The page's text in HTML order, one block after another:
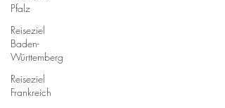
Pfalz
Reiseziel
Baden-
Württemberg
Reiseziel
Frankreich